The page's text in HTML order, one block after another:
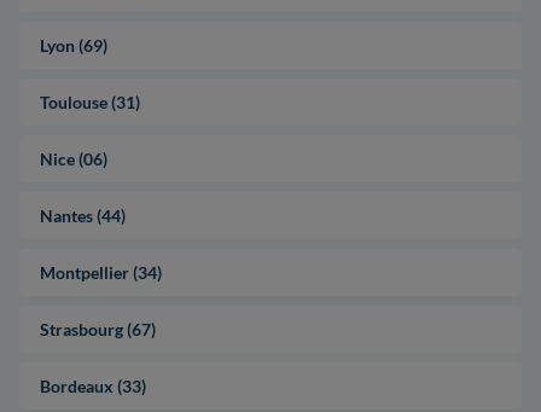
Lyon (69)
Toulouse (31)
Nice (06)
Nantes (44)
Montpellier (34)
Strasbourg (67)
Bordeaux (33)